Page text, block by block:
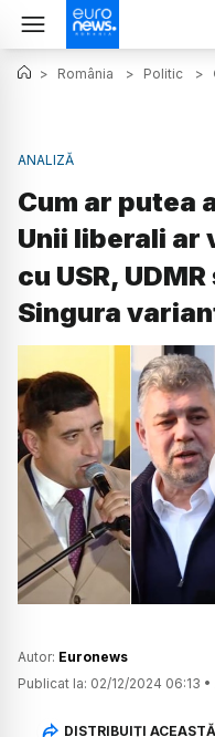
> România > Politic >
ANALIZĂ
Cum ar putea
Unii liberali ar
cu USR,
Singura
Autor: Euronews
Publicat la: 02/12/2024 06:13 •
DISTRIBUIȚI